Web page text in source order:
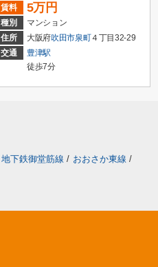
賃料 5万円
種別
マンション
住所
大阪府吹田市泉町４丁目32-29
交通
豊津駅
徒歩7分
地下鉄御堂筋線 / おおさか東線 /